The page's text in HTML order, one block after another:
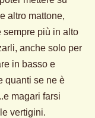
altro mattone,
sempre più in alto
anche solo per
in basso e
quanti se ne è
magari farsi
vertigini.